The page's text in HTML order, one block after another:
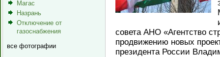
Магас
Назрань
Отключение от
газоснабжения
все фотографии
совета АНО «Агентство
продвижению новых
президента России